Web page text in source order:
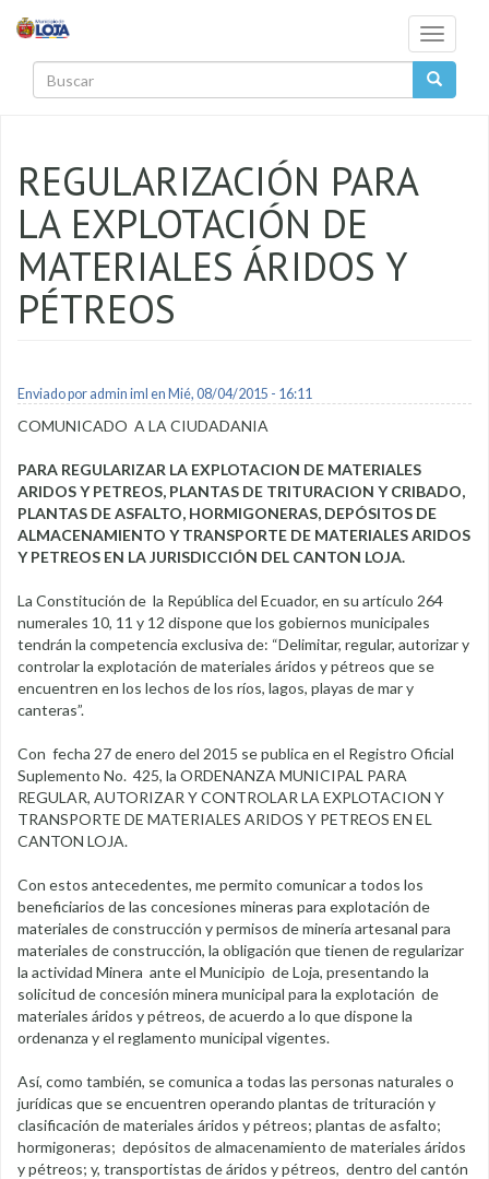
Toggle
REGULARIZACIÓN PARA
LA EXPLOTACIÓN DE
MATERIALES ÁRIDOS Y
PÉTREOS
Enviado por admin iml en Mié, 08/04/2015 - 16:11
COMUNICADO A LA CIUDADANIA
PARA REGULARIZAR LA EXPLOTACION DE MATERIALES
ARIDOS Y PETREOS, PLANTAS DE TRITURACION Y CRIBADO,
PLANTAS DE ASFALTO, HORMIGONERAS, DEPÓSITOS DE
ALMACENAMIENTO Y TRANSPORTE DE MATERIALES ARIDOS
Y PETREOS EN LA JURISDICCIÓN DEL CANTON LOJA.
La Constitución de la República del Ecuador, en su artículo 264
numerales 10, 11 y 12 dispone que los gobiernos municipales
tendrán la competencia exclusiva de: “Delimitar, regular, autorizar y
controlar la explotación de materiales áridos y pétreos que se
encuentren en los lechos de los ríos, lagos, playas de mar y
canteras”.
Con fecha 27 de enero del 2015 se publica en el Registro Oficial
Suplemento No. 425, la ORDENANZA MUNICIPAL PARA
REGULAR, AUTORIZAR Y CONTROLAR LA EXPLOTACION Y
TRANSPORTE DE MATERIALES ARIDOS Y PETREOS EN EL
CANTON LOJA.
Con estos antecedentes, me permito comunicar a todos los
beneficiarios de las concesiones mineras para explotación de
materiales de construcción y permisos de minería artesanal para
materiales de construcción, la obligación que tienen de regularizar
la actividad Minera ante el Municipio de Loja, presentando la
solicitud de concesión minera municipal para la explotación de
materiales áridos y pétreos, de acuerdo a lo que dispone la
ordenanza y el reglamento municipal vigentes.
Así, como también, se comunica a todas las personas naturales o
jurídicas que se encuentren operando plantas de trituración y
clasificación de materiales áridos y pétreos; plantas de asfalto;
hormigoneras; depósitos de almacenamiento de materiales áridos
y pétreos; y, transportistas de áridos y pétreos, dentro del cantón